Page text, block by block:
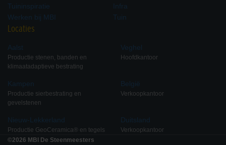
Tuininspiratie
Werken bij MBI
Infra
Tuin
Locaties
Aalst
Productie stenen, banden en
klimaatadaptieve bestrating
Kampen
Productie sierbestrating en
gevelstenen
Nieuw-Lekkerland
Productie GeoCeramica® en tegels
Veghel
Hoofdkantoor
België
Verkoopkantoor
Duitsland
Verkoopkantoor
©2026 MBI De Steenmeesters